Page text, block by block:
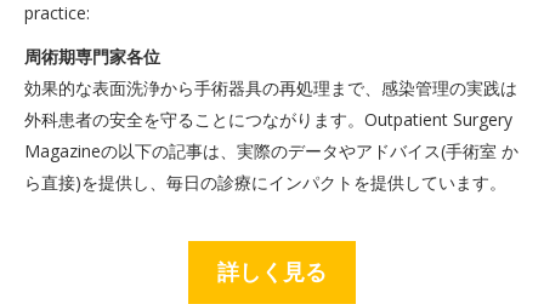
practice:
周術期専門家各位
効果的な表面洗浄から手術器具の再処理まで、感染管理の実践は
外科患者の安全を守ることにつながります。Outpatient Surgery
Magazineの以下の記事は、実際のデータやアドバイス(手術室 か
ら直接)を提供し、毎日の診療にインパクトを提供しています。
詳しく見る